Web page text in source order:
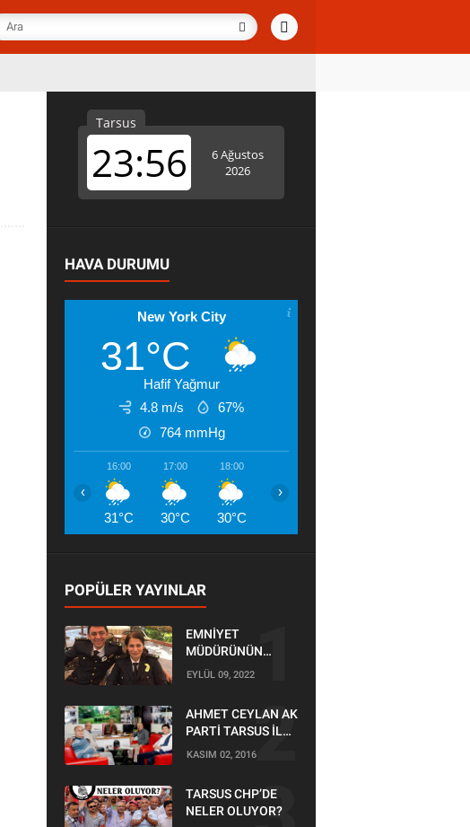
HAVA DURUMU
New York City
31°C
Hafif Yağmur
4.8 m/s
67%
764 mmHg
16:00
31°C
17:00
30°C
18:00
30°C
‹ ›
POPÜLER YAYINLAR
EMNİYET
MÜDÜRÜNÜN
OĞLU KAZADA
EYLÜL 09, 2022
AHMET CEYLAN AK
PARTİ TARSUS İLÇE
BAŞKANLIĞI İÇİN
KASIM 02, 2016
TARSUS CHP’DE
NELER OLUYOR?